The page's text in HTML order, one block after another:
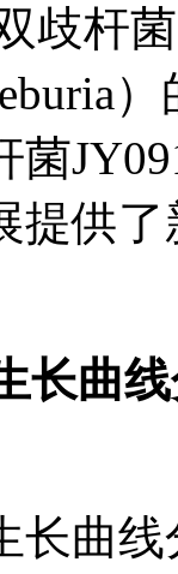
双歧
菌
提供
长曲
长曲